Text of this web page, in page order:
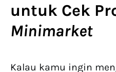
untuk Cek
Minimarket
Kalau kamu ingin